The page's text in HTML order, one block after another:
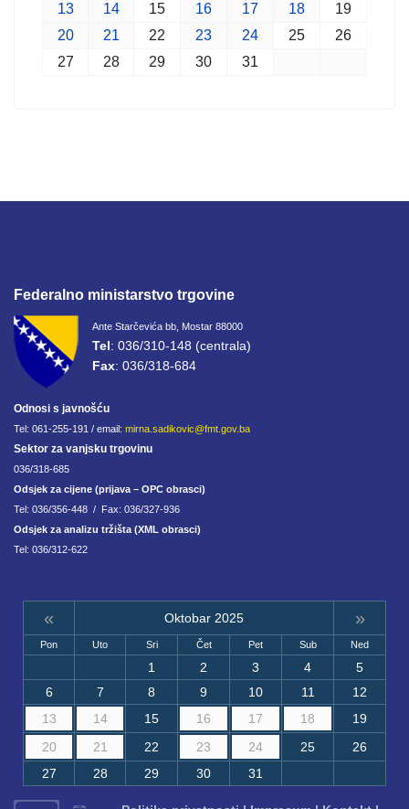
13
14 15 16 17 18
19
20
21 22 23 24 25
26
27
28 29 30 31
Federalno ministarstvo trgovine
Ante Starčevića bb, Mostar 88000
Tel: 036/310-148 (centrala)
Fax: 036/318-684
Odnosi s javnošću
Tel: 061-255-191 / email: mirna.sadikovic@fmt.gov.ba
Sektor za vanjsku trgovinu
036/318-685
Odsjek za cijene (prijava – OPC obrasci)
Tel: 036/356-448 / Fax: 036/327-936
Odsjek za analizu tržišta (XML obrasci)
Tel: 036/312-622
« Oktobar 2025 »
Pon Uto Sri Čet Pet Sub Ned
1 2 3 4
5
6
7 8 9 10 11
12
13
14 15 16 17 18
19
20
21 22 23 24 25
26
27
28 29 30 31